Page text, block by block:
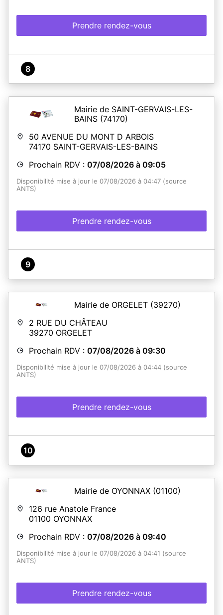
Prendre rendez-vous
8
Mairie de SAINT-GERVAIS-LES-
BAINS (74170)
50 AVENUE DU MONT D ARBOIS
74170 SAINT-GERVAIS-LES-BAINS
Prochain RDV : 07/08/2026 à 09:05
Disponibilité mise à jour le 07/08/2026 à 04:47 (source
ANTS)
Prendre rendez-vous
9
Mairie de ORGELET (39270)
2 RUE DU CHÂTEAU
39270 ORGELET
Prochain RDV : 07/08/2026 à 09:30
Disponibilité mise à jour le 07/08/2026 à 04:44 (source
ANTS)
Prendre rendez-vous
10
Mairie de OYONNAX (01100)
126 rue Anatole France
01100 OYONNAX
Prochain RDV : 07/08/2026 à 09:40
Disponibilité mise à jour le 07/08/2026 à 04:41 (source
ANTS)
Prendre rendez-vous